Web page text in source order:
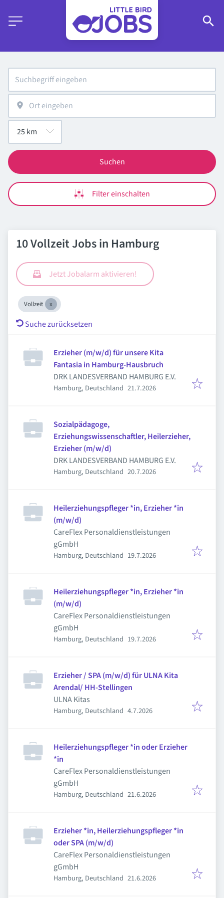
Suchen
Filter einschalten
10 Vollzeit Jobs in Hamburg
Jetzt Jobalarm aktivieren!
Vollzeit
Suche zurücksetzen
Erzieher (m/w/d) für unsere Kita
Fantasia in Hamburg-Hausbruch
DRK LANDESVERBAND HAMBURG E.V.
Hamburg, Deutschland Veröffentlicht
21.7.2026
Sozialpädagoge,
Erziehungswissenschaftler, Heilerzieher,
Erzieher (m/w/d)
DRK LANDESVERBAND HAMBURG E.V.
Hamburg, Deutschland Veröffentlicht
20.7.2026
Heilerziehungspfleger *in, Erzieher *in
(m/w/d)
CareFlex Personaldienstleistungen
gGmbH
Hamburg, Deutschland Veröffentlicht
19.7.2026
Heilerziehungspfleger *in, Erzieher *in
(m/w/d)
CareFlex Personaldienstleistungen
gGmbH
Hamburg, Deutschland Veröffentlicht
19.7.2026
Erzieher / SPA (m/w/d) für ULNA Kita
Arendal/ HH-Stellingen
ULNA Kitas
Hamburg, Deutschland Veröffentlicht
4.7.2026
Heilerziehungspfleger *in oder Erzieher
*in
CareFlex Personaldienstleistungen
gGmbH
Hamburg, Deutschland Veröffentlicht
21.6.2026
Erzieher *in, Heilerziehungspfleger *in
oder SPA (m/w/d)
CareFlex Personaldienstleistungen
gGmbH
Hamburg, Deutschland Veröffentlicht
21.6.2026